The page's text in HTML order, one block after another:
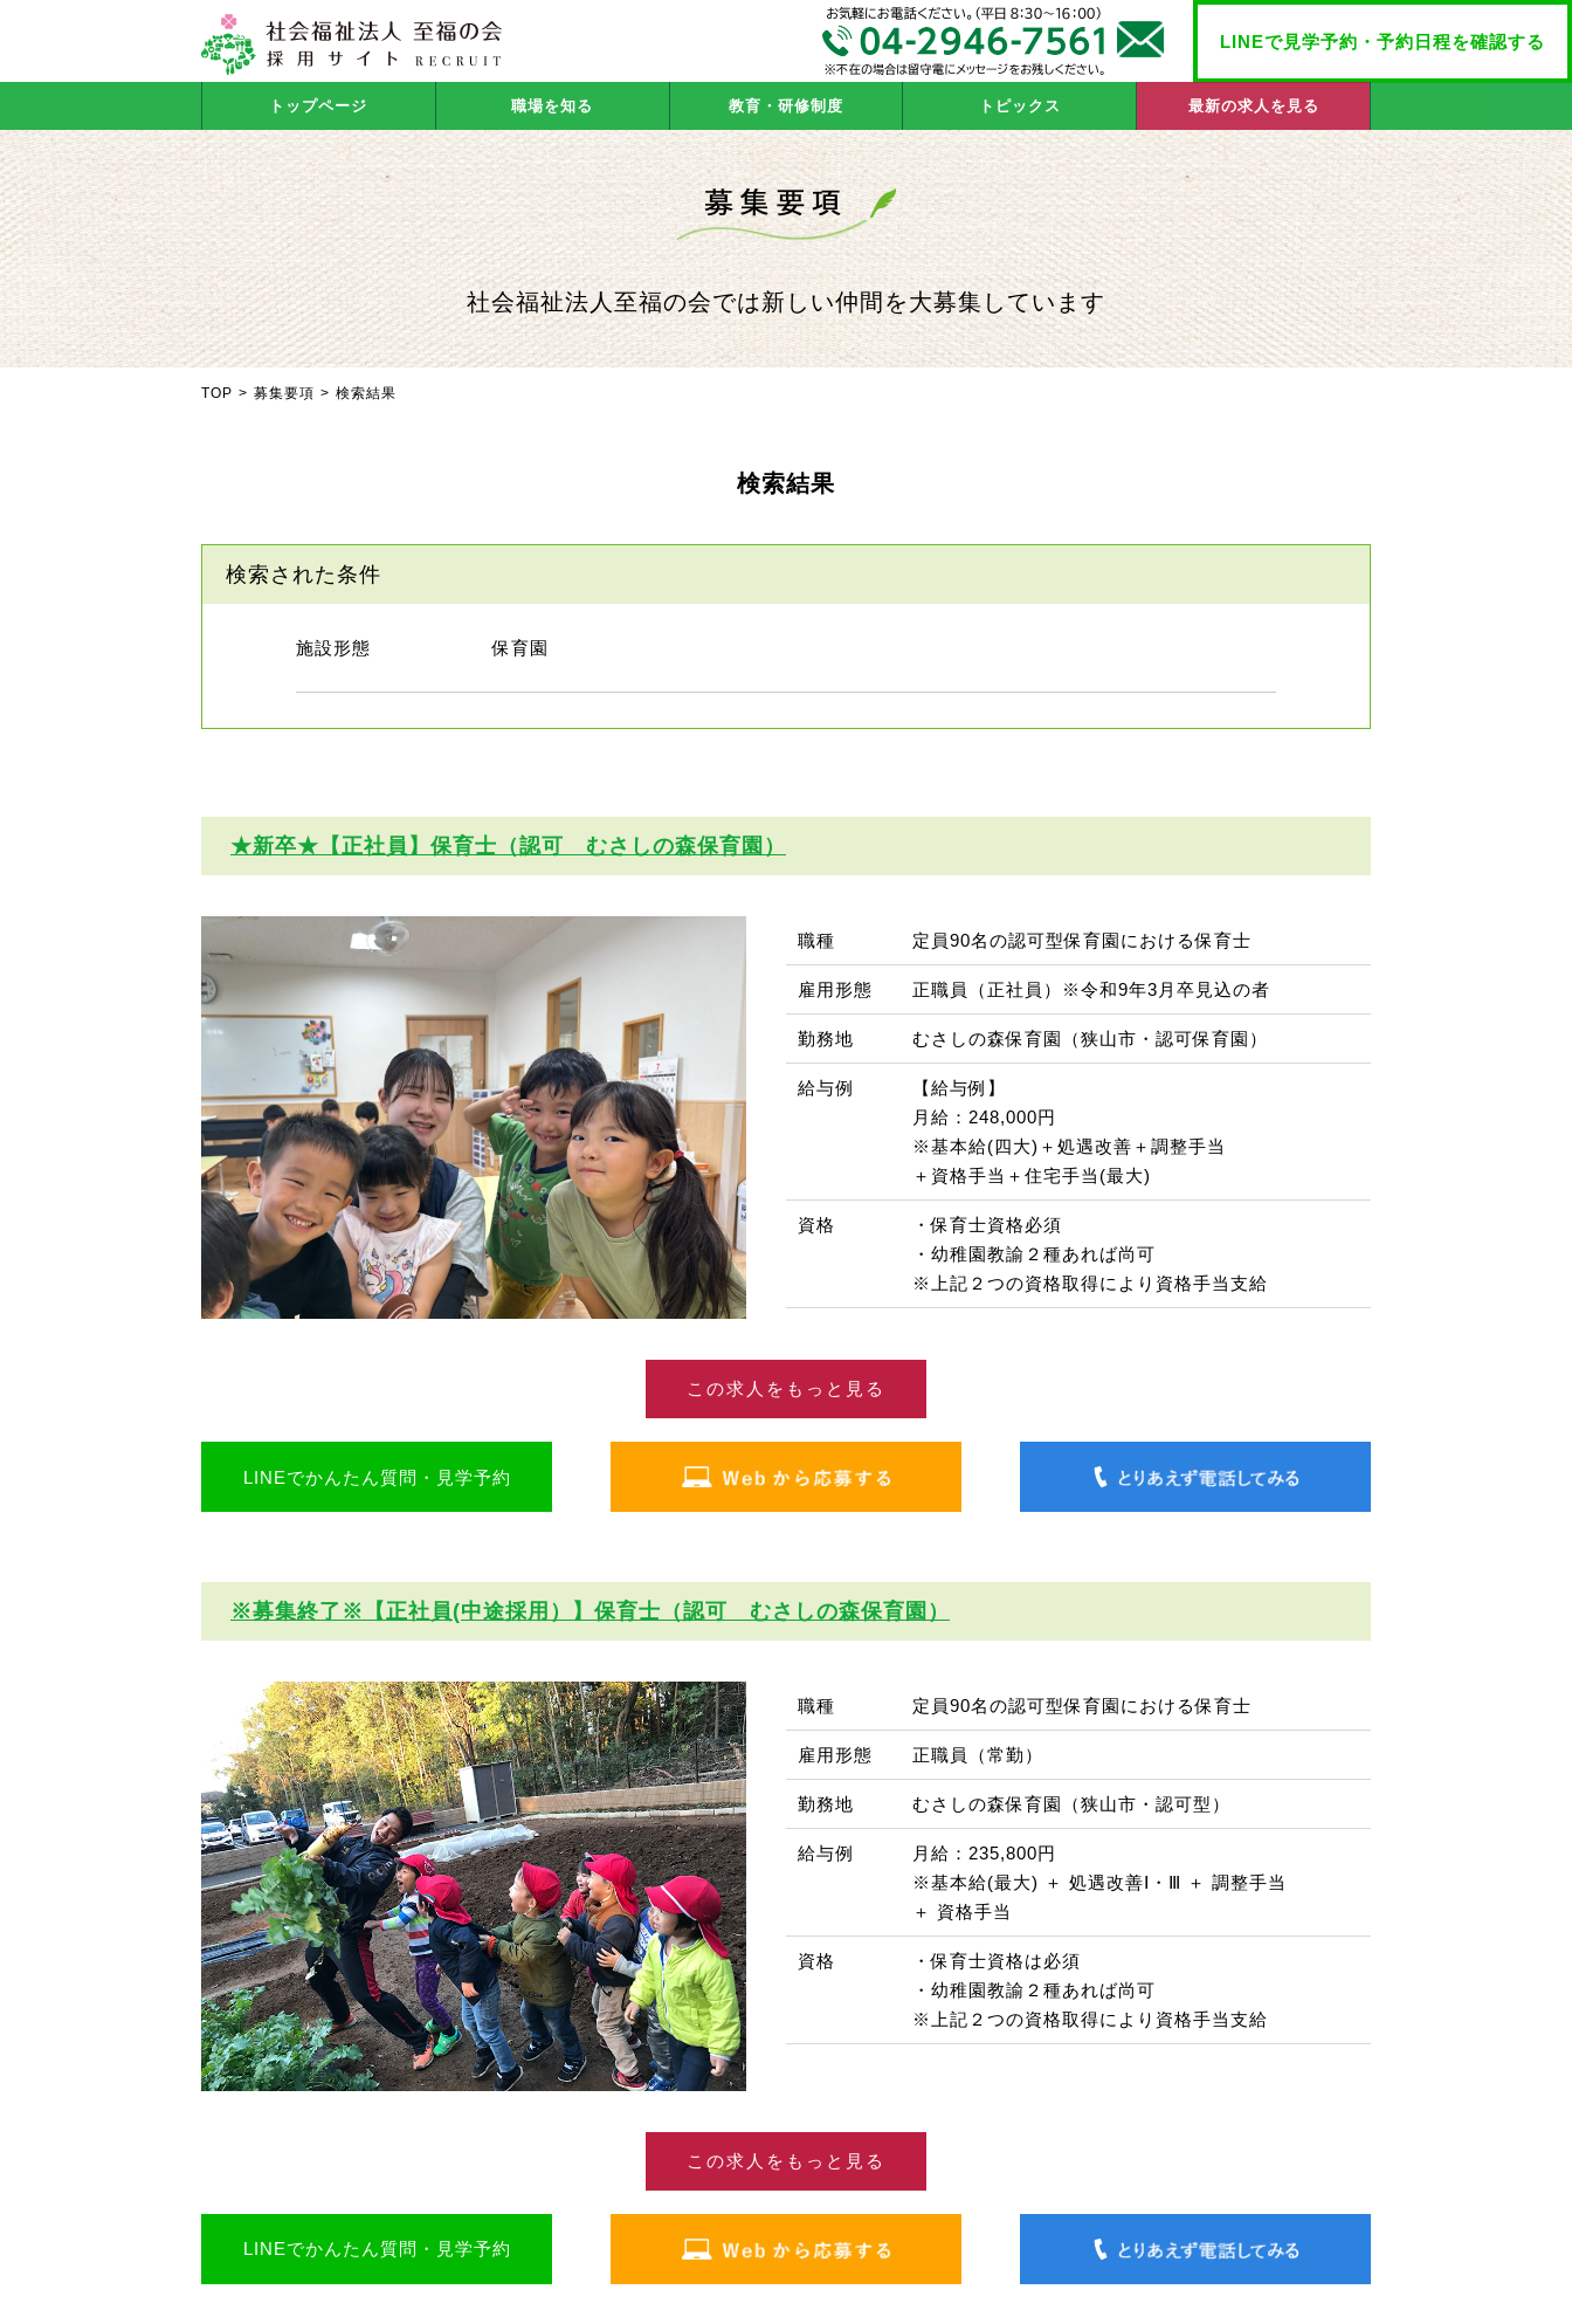
LINEで見学予約・予約日程を確認する
トップページ 職場を知る 教育・研修制度 トピックス 最新の求人を見る
社会福祉法人至福の会では新しい仲間を大募集しています
TOP > 募集要項 > 検索結果
検索結果
検索された条件
施設形態 保育園
★新卒★【正社員】保育士（認可 むさしの森保育園）
職種 定員90名の認可型保育園における保育士
雇用形態 正職員（正社員）※令和9年3月卒見込の者
勤務地 むさしの森保育園（狭山市・認可保育園）
給与例
【給与例】
月給：248,000円
※基本給(四大)＋処遇改善＋調整手当
＋資格手当＋住宅手当(最大)
資格
・保育士資格必須
・幼稚園教諭２種あれば尚可
※上記２つの資格取得により資格手当支給
この求人をもっと見る
LINEでかんたん質問・見学予約
※募集終了※【正社員(中途採用）】保育士（認可 むさしの森保育園）
職種 定員90名の認可型保育園における保育士
雇用形態 正職員（常勤）
勤務地 むさしの森保育園（狭山市・認可型）
給与例
月給：235,800円
※基本給(最大) ＋ 処遇改善Ⅰ・Ⅲ ＋ 調整手当
＋ 資格手当
資格
・保育士資格は必須
・幼稚園教諭２種あれば尚可
※上記２つの資格取得により資格手当支給
この求人をもっと見る
LINEでかんたん質問・見学予約